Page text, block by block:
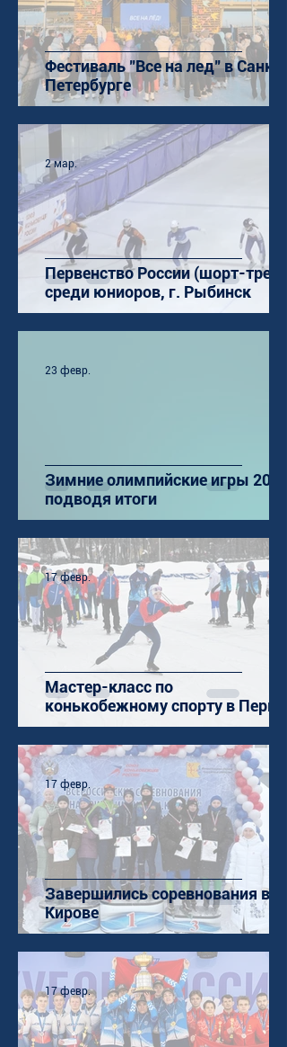
Фестиваль "Все на лед" в Санкт-
Петербурге
Первенство России (шорт-трек)
среди юниоров, г. Рыбинск
2 мар.
Зимние олимпийские игры 2026:
подводя итоги
23 февр.
Мастер-класс по
конькобежному спорту в Перми
17 февр.
Завершились соревнования в
Кирове
17 февр.
17 февр.